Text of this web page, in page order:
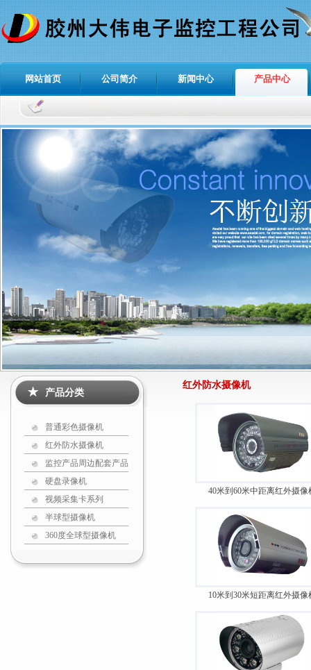
网站首页 公司简介 新闻中心 产品中心
产品分类
普通彩色摄像机
红外防水摄像机
监控产品周边配套产品
硬盘录像机
视频采集卡系列
半球型摄像机
360度全球型摄像机
红外防水摄像机
40米到60米中距离红外摄像
10米到30米短距离红外摄像